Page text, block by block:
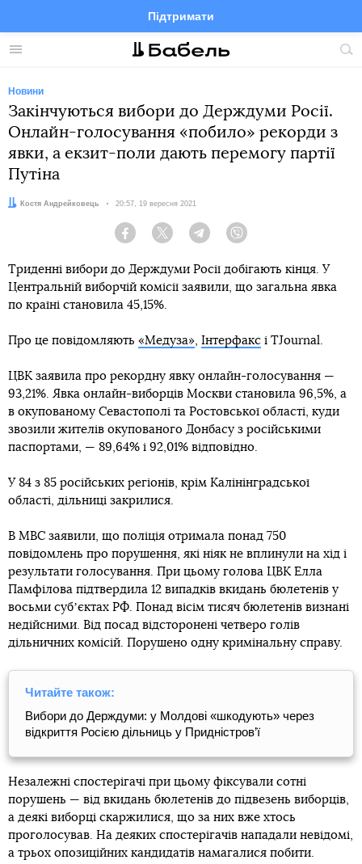
Меню
Підтримати
FacebookTelegramTwitter
Новини
Закінчуються вибори до Держдуми Росії.
Онлайн-голосування «побило» рекорди з
явки, а екзит-поли дають перемогу партії
Путіна
Автор:Костя Андрейковець Дата:
20:57, 19 вересня 2021
Facebook Twitter Telegram
Триденні вибори до Держдуми Росії добігають кінця. У
Центральній виборчій комісії заявили, що загальна явка
по країні становила 45,15%.
Про це повідомляють «Медуза», Інтерфакс і TJournal.
ЦВК заявила про рекордну явку онлайн-голосування —
93,21%. Явка онлайн-виборців Москви становила 96,5%, а
в окупованому Севастополі та Ростовської області, куди
звозили жителів окупованого Донбасу з російськими
паспортами, — 89,64% і 92,01% відповідно.
У 84 з 85 російських регіонів, крім Калінінградської
області, дільниці закрилися.
В МВС заявили, що поліція отримала понад 750
повідомлень про порушення, які ніяк не вплинули на хід і
результати голосування. При цьому голова ЦВК Елла
Памфілова підтвердила 12 випадків вкидань бюлетенів у
восьми субʼєктах РФ. Понад вісім тисяч бюлетенів визнані
недійсними. Від посад відсторонені четверо голів
дільничних комісій. Порушено одну кримінальну справу.
Читайте також:
Вибори до Держдуми: у Молдові «шкодують» через
відкриття Росією дільниць у Придністров’ї
Незалежні спостерігачі при цьому фіксували сотні
порушень — від вкидань бюлетенів до підвезень виборців,
а деякі виборці скаржилися, що за них вже хтось
проголосував. На деяких спостерігачів нападали невідомі,
а трьох опозиційних кандидатів намагалися побити.